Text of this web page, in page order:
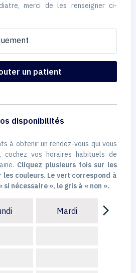
merci de les renseigner ci-
un patient
disponibilités
à obtenir un rendez-vous qui vous
cochez vos horaires habituels de
Cliquez plusieurs fois sur les
les couleurs. Le vert correspond à
si nécessaire », le gris à « non ».
Mardi arrow_forward_ios